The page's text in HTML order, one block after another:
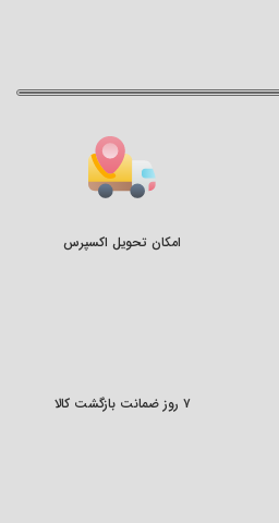
امکان تحویل اکسپرس
۷ روز ضمانت بازگشت کالا